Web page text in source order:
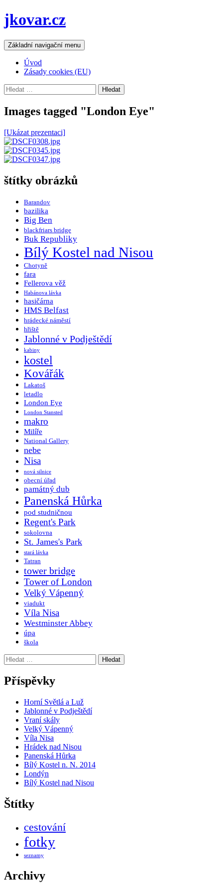
Přejít
webu
jkovar.cz
Hledat
Základní navigační menu
Úvod
Zásady cookies (EU)
Vyhledávání
Images tagged "London Eye"
[Ukázat prezentaci]
štítky obrázků
Barandov
bazilika
Big Ben
blackfriars bridge
Buk Republiky
Bílý Kostel nad Nisou
Chotyně
fara
Fellerova věž
Habánova lávka
hasičárna
HMS Belfast
hrádecké náměstí
hřiště
Jablonné v Podještědí
kabiny
kostel
Kovářák
Lakatoš
letadlo
London Eye
London Stansted
makro
Milíře
National Gallery
nebe
Nisa
nová silnice
obecní úřad
památný dub
Panenská Hůrka
pod studničnou
Regent's Park
sokolovna
St. James's Park
stará lávka
Tatran
tower bridge
Tower of London
Velký Vápenný
viadukt
Víla Nisa
Westminster Abbey
úpa
škola
Vyhledávání
Příspěvky
Horní Světlá a Luž
Jablonné v Podještědí
Vraní skály
Velký Vápenný
Víla Nisa
Hrádek nad Nisou
Panenská Hůrka
Bílý Kostel n. N. 2014
Londýn
Bílý Kostel nad Nisou
Štítky
cestování
fotky
seznamy
Archivy